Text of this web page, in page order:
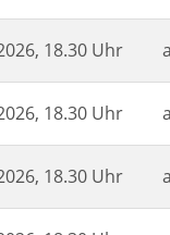
18.30 Uhr
18.30 Uhr
18.30 Uhr